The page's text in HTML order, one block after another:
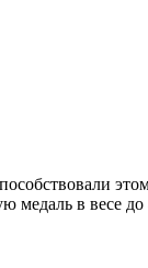
медаль в весе до